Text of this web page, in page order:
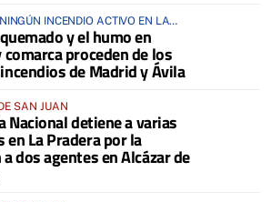
INCENDIO ACTIVO EN LA
y el humo en
comarca proceden de los
de Madrid y Ávila
SAN JUAN
Nacional detiene a varias
en La Pradera por la
dos agentes en Alcázar de